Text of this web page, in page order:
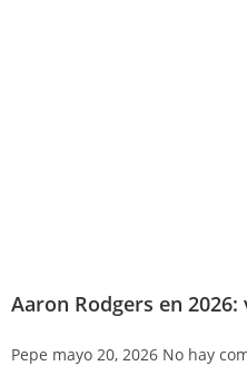
Aaron Rodgers en
Pepe mayo 20, 2026 No hay